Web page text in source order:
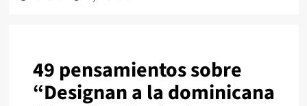
49 pensamientos sobre
“Designan a la dominicana